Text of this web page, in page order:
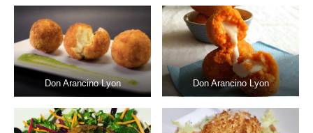
Don Arancino Lyon Don Arancino Lyon